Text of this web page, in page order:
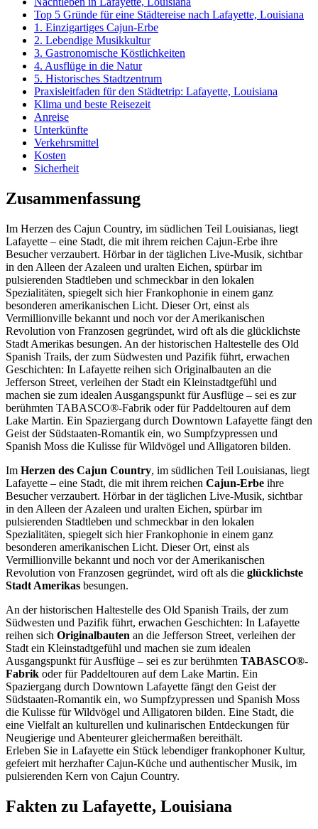
Top 5 Gründe für eine Städtereise nach Lafayette, Louisiana
1. Einzigartiges Cajun-Erbe
2. Lebendige Musikkultur
3. Gastronomische Köstlichkeiten
4. Ausflüge in die Natur
5. Historisches Stadtzentrum
Praxisleitfaden für den Städtetrip: Lafayette, Louisiana
Klima und beste Reisezeit
Anreise
Unterkünfte
Verkehrsmittel
Kosten
Sicherheit
Zusammenfassung
Im Herzen des Cajun Country, im südlichen Teil Louisianas, liegt
Lafayette – eine Stadt, die mit ihrem reichen Cajun-Erbe ihre
Besucher verzaubert. Hörbar in der täglichen Live-Musik, sichtbar
in den Alleen der Azaleen und uralten Eichen, spürbar im
pulsierenden Stadtleben und schmeckbar in den lokalen
Spezialitäten, spiegelt sich hier Frankophonie in einem ganz
besonderen amerikanischen Licht. Dieser Ort, einst als
Vermillionville bekannt und noch vor der Amerikanischen
Revolution von Franzosen gegründet, wird oft als die glücklichste
Stadt Amerikas besungen. An der historischen Haltestelle des Old
Spanish Trails, der zum Südwesten und Pazifik führt, erwachen
Geschichten: In Lafayette reihen sich Originalbauten an die
Jefferson Street, verleihen der Stadt ein Kleinstadtgefühl und
machen sie zum idealen Ausgangspunkt für Ausflüge – sei es zur
berühmten TABASCO®-Fabrik oder für Paddeltouren auf dem
Lake Martin. Ein Spaziergang durch Downtown Lafayette fängt den
Geist der Südstaaten-Romantik ein, wo Sumpfzypressen und
Spanish Moss die Kulisse für Wildvögel und Alligatoren bilden.
Im Herzen des Cajun Country, im südlichen Teil Louisianas, liegt
Lafayette – eine Stadt, die mit ihrem reichen Cajun-Erbe ihre
Besucher verzaubert. Hörbar in der täglichen Live-Musik, sichtbar
in den Alleen der Azaleen und uralten Eichen, spürbar im
pulsierenden Stadtleben und schmeckbar in den lokalen
Spezialitäten, spiegelt sich hier Frankophonie in einem ganz
besonderen amerikanischen Licht. Dieser Ort, einst als
Vermillionville bekannt und noch vor der Amerikanischen
Revolution von Franzosen gegründet, wird oft als die glücklichste
Stadt Amerikas besungen.
An der historischen Haltestelle des Old Spanish Trails, der zum
Südwesten und Pazifik führt, erwachen Geschichten: In Lafayette
reihen sich Originalbauten an die Jefferson Street, verleihen der
Stadt ein Kleinstadtgefühl und machen sie zum idealen
Ausgangspunkt für Ausflüge – sei es zur berühmten TABASCO®-
Fabrik oder für Paddeltouren auf dem Lake Martin. Ein
Spaziergang durch Downtown Lafayette fängt den Geist der
Südstaaten-Romantik ein, wo Sumpfzypressen und Spanish Moss
die Kulisse für Wildvögel und Alligatoren bilden. Eine Stadt, die
eine Vielfalt an kulturellen und kulinarischen Entdeckungen für
Neugierige und Abenteurer gleichermaßen bereithält.
Erleben Sie in Lafayette ein Stück lebendiger frankophoner Kultur,
gefeiert mit herzhafter Cajun-Küche und authentischer Musik, im
pulsierenden Kern von Cajun Country.
Fakten zu Lafayette, Louisiana